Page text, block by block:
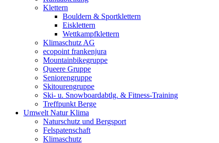
Klettern
Bouldern & Sportklettern
Eisklettern
Wettkampfklettern
Klimaschutz AG
ecopoint frankenjura
Mountainbikegruppe
Queere Gruppe
Seniorengruppe
Skitourengruppe
Ski- u. Snowboardabtlg. & Fitness-Training
Treffpunkt Berge
Umwelt Natur Klima
Naturschutz und Bergsport
Felspatenschaft
Klimaschutz